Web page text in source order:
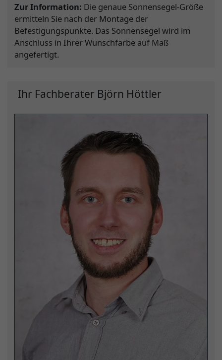
Zur Information: Die genaue Sonnensegel-Größe
ermitteln Sie nach der Montage der
Befestigungspunkte. Das Sonnensegel wird im
Anschluss in Ihrer Wunschfarbe auf Maß
angefertigt.
Ihr Fachberater Björn Höttler